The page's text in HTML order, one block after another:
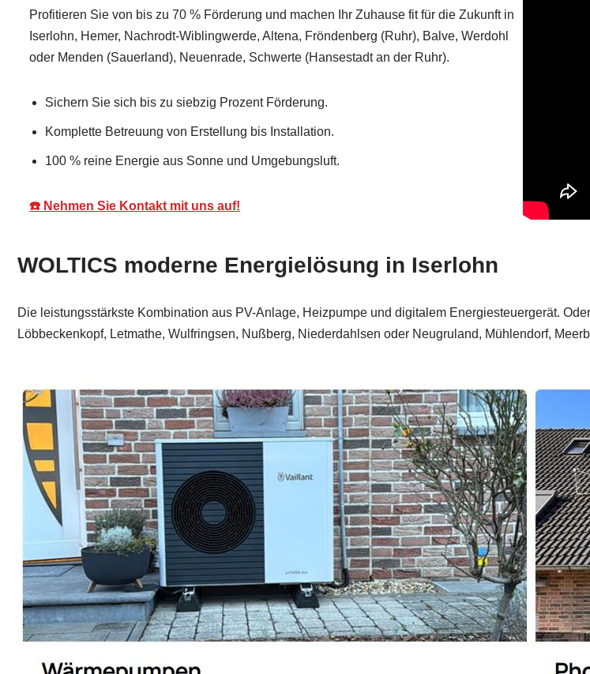
Profitieren Sie von bis zu 70 % Förderung und machen Ihr Zuhause fit für die Zukunft in
Iserlohn, Hemer, Nachrodt-Wiblingwerde, Altena, Fröndenberg (Ruhr), Balve, Werdohl
oder Menden (Sauerland), Neuenrade, Schwerte (Hansestadt an der Ruhr).
Sichern Sie sich bis zu siebzig Prozent Förderung.
Komplette Betreuung von Erstellung bis Installation.
100 % reine Energie aus Sonne und Umgebungsluft.
☎️ Nehmen Sie Kontakt mit uns auf!
WOLTICS moderne Energielösung in Iserlohn
Die leistungsstärkste Kombination aus PV-Anlage, Heizpumpe und digitalem Energiesteuergerät.
Löbbeckenkopf, Letmathe, Wulfringsen, Nußberg, Niederdahlsen oder Neugruland, Mühlendorf,